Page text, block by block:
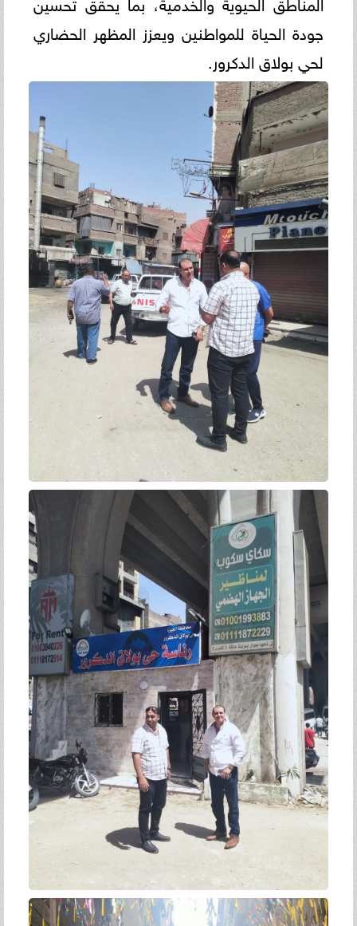
جودة الحياة للمواطنين ويعزز المظهر الحضاري
لحي بولاق الدكرور.